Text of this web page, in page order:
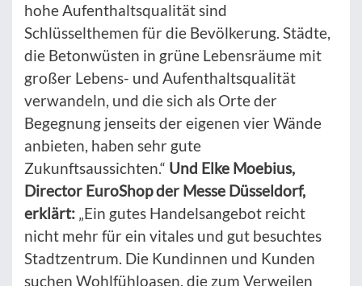
hohe Aufenthaltsqualität sind
Schlüsselthemen für die Bevölkerung. Städte,
die Betonwüsten in grüne Lebensräume mit
großer Lebens- und Aufenthaltsqualität
verwandeln, und die sich als Orte der
Begegnung jenseits der eigenen vier Wände
anbieten, haben sehr gute
Zukunftsaussichten.“ Und Elke Moebius,
Director EuroShop der Messe Düsseldorf,
erklärt: „Ein gutes Handelsangebot reicht
nicht mehr für ein vitales und gut besuchtes
Stadtzentrum. Die Kundinnen und Kunden
suchen Wohlfühloasen, die zum Verweilen